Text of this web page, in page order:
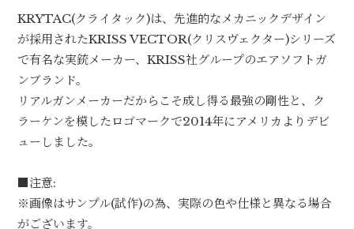
KRYTAC(クライタック)は、先進的なメカニックデザイン
が採用されたKRISS VECTOR(クリスヴェクター)シリーズ
で有名な実銃メーカー、KRISS社グループのエアソフトガ
ンブランド。
リアルガンメーカーだからこそ成し得る最強の剛性と、ク
ラーケンを模したロゴマークで2014年にアメリカよりデビ
ューしました。
■注意:
※画像はサンプル(試作)の為、実際の色や仕様と異なる場合
がございます。